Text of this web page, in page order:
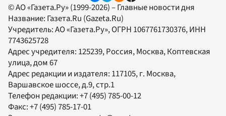
© АО «Газета.Ру» (1999-2026) – Главные новости дня
Название: Газета.Ru (Gazeta.Ru)
Учредитель:АО «Газета.Ру», ОГРН 1067761730376, ИНН
7743625728
Адрес учредителя: 125239, Россия, Москва, Коптевская
улица, дом 67
Адрес редакции и издателя: 117105, г. Москва,
Варшавское шоссе, д.9, стр.1
Телефон редакции:+7 (495) 785-00-12
Факс:+7 (495) 785-17-01